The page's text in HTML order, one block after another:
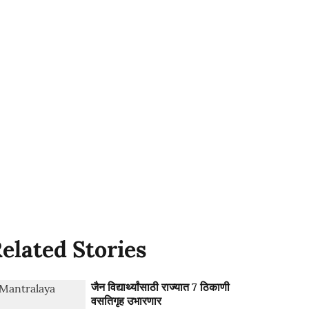
Stories
जैन विद्यार्थ्यांसाठी राज्यात 7 ठिकाणी
वसतिगृह उभारणार